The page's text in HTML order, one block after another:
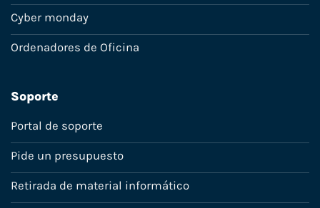
Cyber monday
Ordenadores de Oficina
Soporte
Portal de soporte
Pide un presupuesto
Retirada de material informático